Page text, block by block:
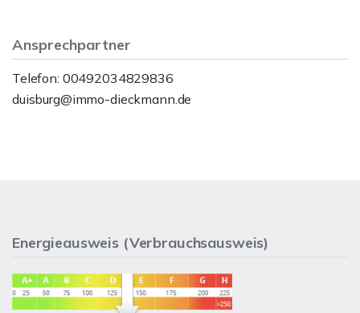
Ansprechpartner
Telefon: 00492034829836
duisburg@immo-dieckmann.de
Energieausweis (Verbrauchsausweis)